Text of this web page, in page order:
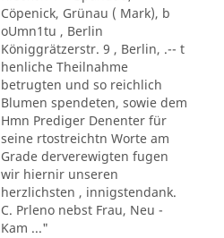
Cöpenick, Grünau ( Mark), b
oUmn1tu , Berlin
Königgrätzerstr. 9 , Berlin, .-- t
henliche Theilnahme
betrugten und so reichlich
Blumen spendeten, sowie dem
Hmn Prediger Denenter für
seine rtostreichtn Worte am
Grade derverewigten fugen
wir hiernir unseren
herzlichsten , innigstendank.
C. Prleno nebst Frau, Neu -
Kam ..."